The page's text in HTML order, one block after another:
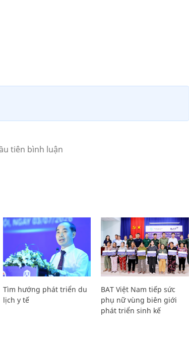
Tìm hướng phát triển du
lịch y tế
BAT Việt Nam tiếp sức
phụ nữ vùng biên giới
phát triển sinh kế